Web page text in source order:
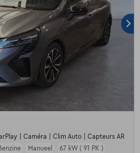
| Caméra | Clim Auto | Capteurs AR
Manueel 67 kW ( 91 PK )